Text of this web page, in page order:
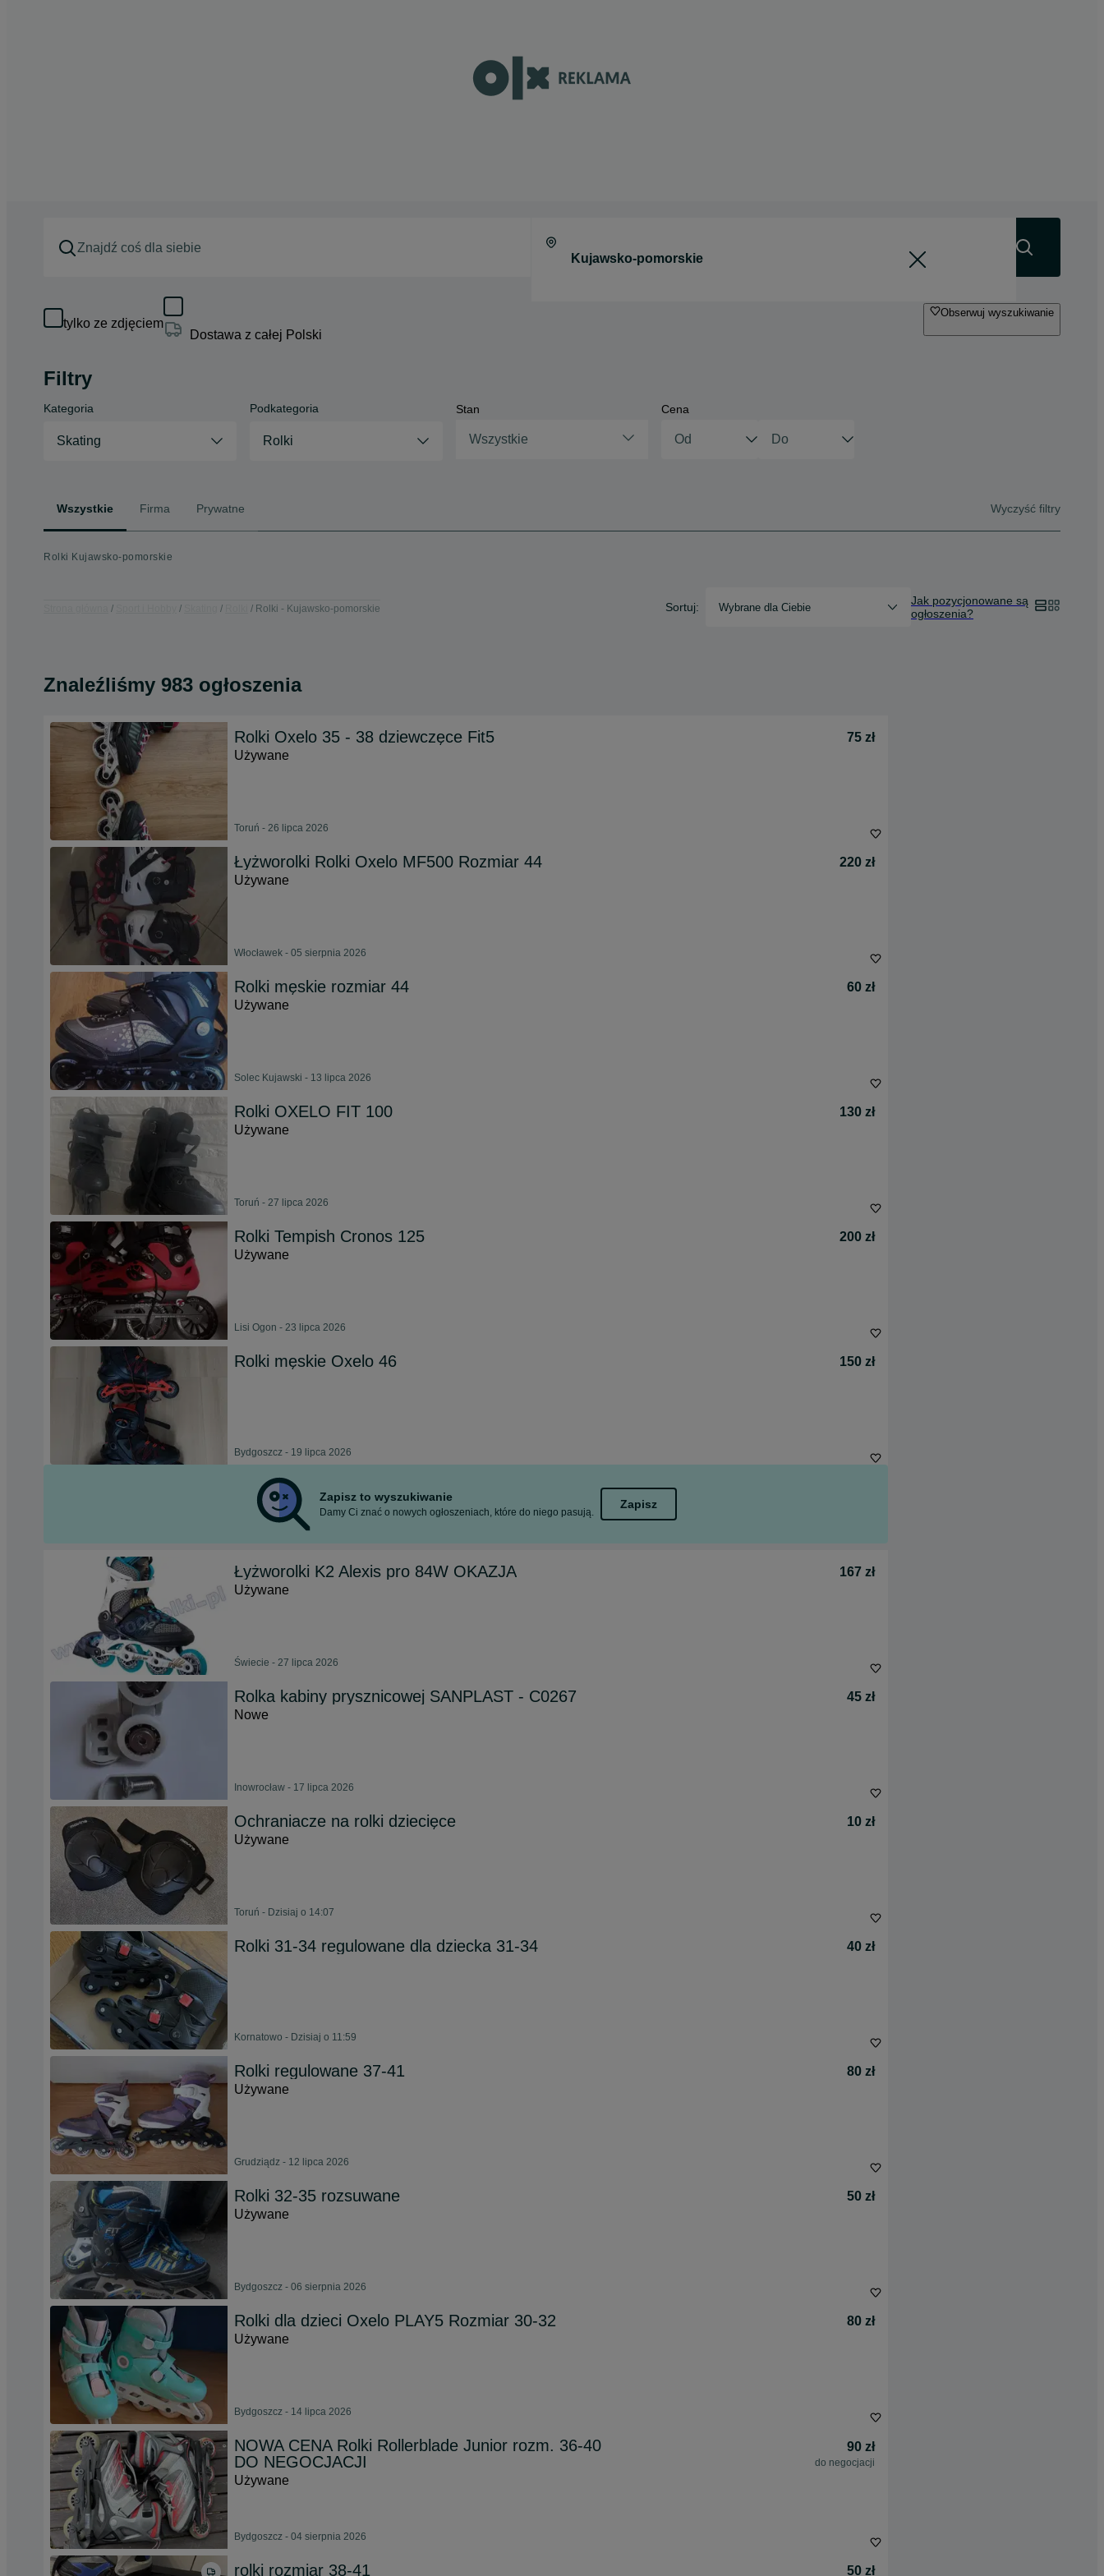
tylko ze zdjęciem
Dostawa z całej Polski
Obserwuj wyszukiwanie
Filtry
Kategoria
Skating
Podkategoria
Rolki
Stan
Wszystkie
Cena
Wszystkie Firma Prywatne Wyczyść filtry
Rolki Kujawsko-pomorskie
Rolki - Kujawsko-pomorskie Sortuj: Wybrane dla Ciebie
Jak pozycjonowane są
ogłoszenia?
Znaleźliśmy 983 ogłoszenia
Rolki Oxelo 35 - 38 dziewczęce Fit5
75 zł
Używane
Toruń - 26 lipca 2026
Łyżworolki Rolki Oxelo MF500 Rozmiar 44
220 zł
Używane
Włocławek - 05 sierpnia 2026
Rolki męskie rozmiar 44
60 zł
Używane
Solec Kujawski - 13 lipca 2026
Rolki OXELO FIT 100
130 zł
Używane
Toruń - 27 lipca 2026
Rolki Tempish Cronos 125
200 zł
Używane
Lisi Ogon - 23 lipca 2026
Rolki męskie Oxelo 46 150 zł
Bydgoszcz - 19 lipca 2026
Zapisz to wyszukiwanie
Damy Ci znać o nowych ogłoszeniach, które do niego pasują.
Zapisz
Łyżworolki K2 Alexis pro 84W OKAZJA
167 zł
Używane
Świecie - 27 lipca 2026
Rolka kabiny prysznicowej SANPLAST - C0267
45 zł
Nowe
Inowrocław - 17 lipca 2026
Ochraniacze na rolki dziecięce
10 zł
Używane
Toruń - Dzisiaj o 14:07
Rolki 31-34 regulowane dla dziecka 31-34 40 zł
Kornatowo - Dzisiaj o 11:59
Rolki regulowane 37-41
80 zł
Używane
Grudziądz - 12 lipca 2026
Rolki 32-35 rozsuwane
50 zł
Używane
Bydgoszcz - 06 sierpnia 2026
Rolki dla dzieci Oxelo PLAY5 Rozmiar 30-32
80 zł
Używane
Bydgoszcz - 14 lipca 2026
NOWA CENA Rolki Rollerblade Junior rozm. 36-40
DO NEGOCJACJI
90 zł
do negocjacji
Używane
Bydgoszcz - 04 sierpnia 2026
rolki rozmiar 38-41 50 zł